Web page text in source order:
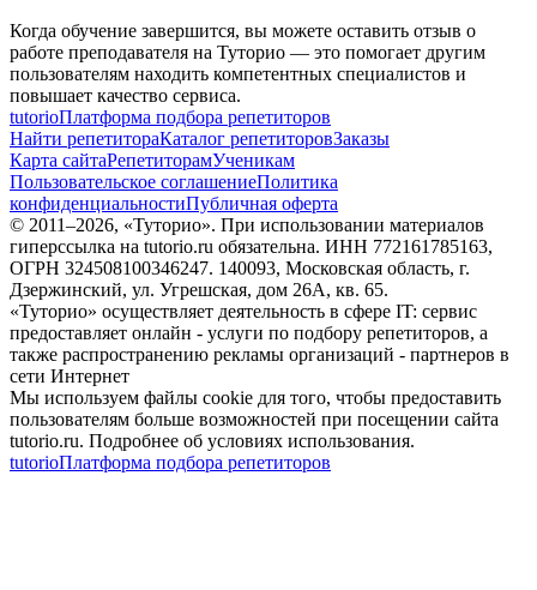
Когда обучение завершится, вы можете оставить отзыв о
работе преподавателя на Туторио — это помогает другим
пользователям находить компетентных специалистов и
повышает качество сервиса.
tutorioПлатформа подбора репетиторов
Найти репетитораКаталог репетиторовЗаказы
Карта сайтаРепетиторамУченикам
Пользовательское соглашениеПолитика
конфиденциальностиПубличная оферта
© 2011–2026, «Туторио». При использовании материалов
гиперссылка на tutorio.ru обязательна. ИНН 772161785163,
ОГРН 324508100346247. 140093, Московская область, г.
Дзержинский, ул. Угрешская, дом 26А, кв. 65.
«Туторио» осуществляет деятельность в сфере IT: сервис
предоставляет онлайн - услуги по подбору репетиторов, а
также распространению рекламы организаций - партнеров в
сети Интернет
Мы используем файлы cookie для того, чтобы предоставить
пользователям больше возможностей при посещении сайта
tutorio.ru. Подробнее об условиях использования.
tutorioПлатформа подбора репетиторов